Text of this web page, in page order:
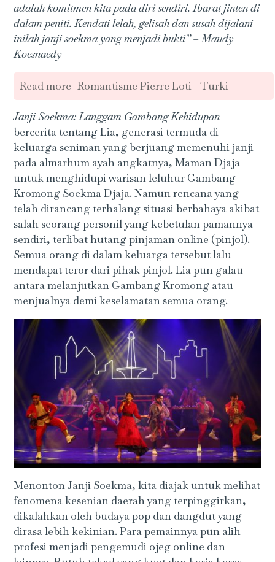
adalah komitmen kita pada diri sendiri. Ibarat jinten di
dalam peniti. Kendati lelah, gelisah dan susah dijalani
inilah janji soekma yang menjadi bukti” – Maudy
Koesnaedy
Read more Romantisme Pierre Loti - Turki
Janji Soekma: Langgam Gambang Kehidupan
bercerita tentang Lia, generasi termuda di
keluarga seniman yang berjuang memenuhi janji
pada almarhum ayah angkatnya, Maman Djaja
untuk menghidupi warisan leluhur Gambang
Kromong Soekma Djaja. Namun rencana yang
telah dirancang terhalang situasi berbahaya akibat
salah seorang personil yang kebetulan pamannya
sendiri, terlibat hutang pinjaman online (pinjol).
Semua orang di dalam keluarga tersebut lalu
mendapat teror dari pihak pinjol. Lia pun galau
antara melanjutkan Gambang Kromong atau
menjualnya demi keselamatan semua orang.
Menonton Janji Soekma, kita diajak untuk melihat
fenomena kesenian daerah yang terpinggirkan,
dikalahkan oleh budaya pop dan dangdut yang
dirasa lebih kekinian. Para pemainnya pun alih
profesi menjadi pengemudi ojeg online dan